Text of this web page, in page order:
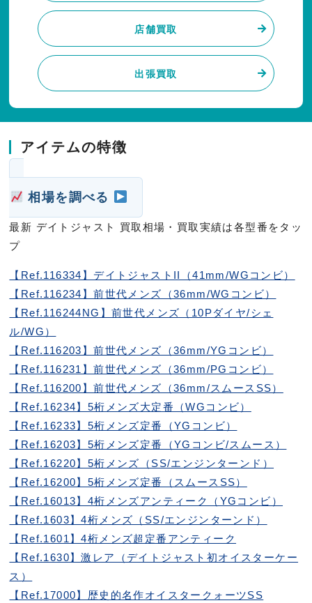
店舗買取
出張買取
アイテムの特徴
相場を調べる
最新 デイトジャスト 買取相場・買取実績は各型番をタッ
プ
【Ref.116334】デイトジャストII（41mm/WGコンビ）
【Ref.116234】前世代メンズ（36mm/WGコンビ）
【Ref.116244NG】前世代メンズ（10Pダイヤ/シェ
ル/WG）
【Ref.116203】前世代メンズ（36mm/YGコンビ）
【Ref.116231】前世代メンズ（36mm/PGコンビ）
【Ref.116200】前世代メンズ（36mm/スムースSS）
【Ref.16234】5桁メンズ大定番（WGコンビ）
【Ref.16233】5桁メンズ定番（YGコンビ）
【Ref.16203】5桁メンズ定番（YGコンビ/スムース）
【Ref.16220】5桁メンズ（SS/エンジンターンド）
【Ref.16200】5桁メンズ定番（スムースSS）
【Ref.16013】4桁メンズアンティーク（YGコンビ）
【Ref.1603】4桁メンズ（SS/エンジンターンド）
【Ref.1601】4桁メンズ超定番アンティーク
【Ref.1630】激レア（デイトジャスト初オイスターケー
ス）
【Ref.17000】歴史的名作オイスタークォーツSS